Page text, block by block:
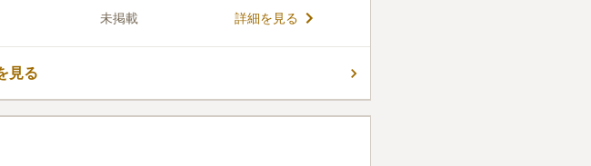
。さらに、戒名料や入檀料、離檀料などの追加費用を求め
、利用者に経済的負担を掛けない取り組みを行っています。
コメントの続きを読む
だ誰からも評価されていません。
未掲載 詳細を見る
見る